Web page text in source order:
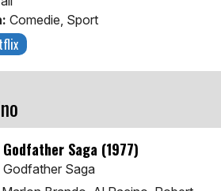
Comedie, Sport
Godfather Saga (1977)
Godfather Saga